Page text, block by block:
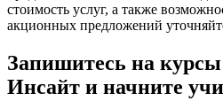
стоимость услуг, а также
акционных предложений
Запишитесь на курсы
Инсайт и начните